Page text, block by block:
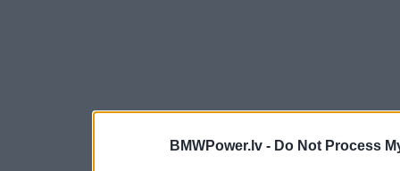
BMWPower.lv - Do Not Process